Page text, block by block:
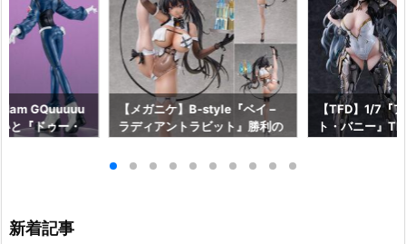
GQuuuuu
と『ドゥー・
【メガニケ】B-style『ベイ –
ラディアントラビット』勝利の
約【フリーイング】より2026
【TFD】1/7『
ト・バニー』
新着記事